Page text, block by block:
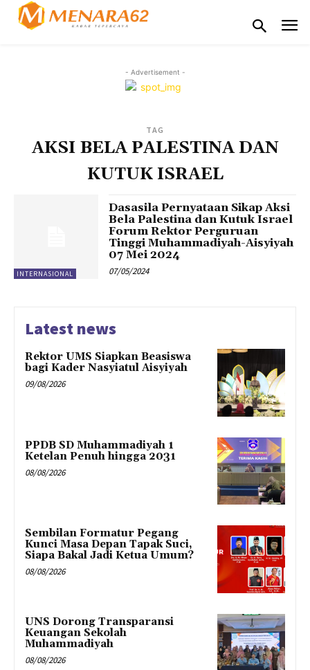
- Advertisement -
TAG
AKSI BELA PALESTINA DAN
KUTUK ISRAEL
INTERNASIONAL
Dasasila Pernyataan Sikap Aksi
Bela Palestina dan Kutuk Israel
Forum Rektor Perguruan
Tinggi Muhammadiyah-Aisyiyah
07 Mei 2024
07/05/2024
Latest news
Rektor UMS Siapkan Beasiswa
bagi Kader Nasyiatul Aisyiyah
09/08/2026
PPDB SD Muhammadiyah 1
Ketelan Penuh hingga 2031
08/08/2026
Sembilan Formatur Pegang
Kunci Masa Depan Tapak Suci,
Siapa Bakal Jadi Ketua Umum?
08/08/2026
UNS Dorong Transparansi
Keuangan Sekolah
Muhammadiyah
08/08/2026